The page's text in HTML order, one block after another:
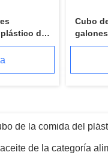
de
Cubo
virgen
asa
White Round